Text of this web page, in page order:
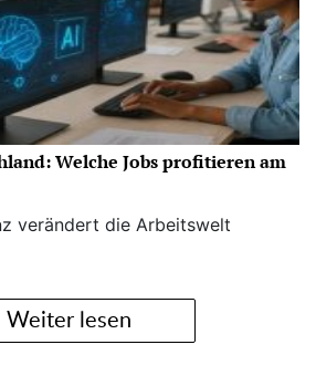
Welche Jobs profitieren am
verändert die Arbeitswelt
Weiter lesen